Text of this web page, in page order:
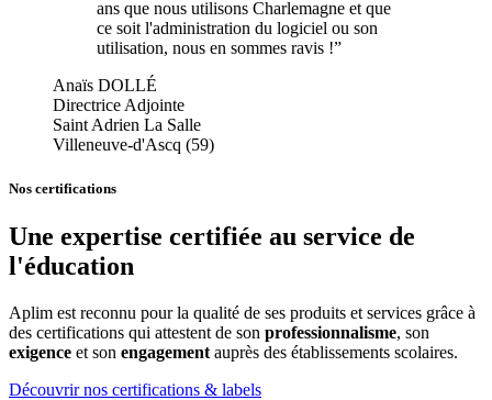
ans que nous utilisons Charlemagne et que
ce soit l'administration du logiciel ou son
utilisation, nous en sommes ravis !”
Anaïs DOLLÉ
Directrice Adjointe
Saint Adrien La Salle
Villeneuve-d'Ascq (59)
Nos certifications
Une expertise certifiée au service de
l'éducation
Aplim est reconnu pour la qualité de ses produits et services grâce à
des certifications qui attestent de son professionnalisme, son
exigence et son engagement auprès des établissements scolaires.
Découvrir nos certifications & labels